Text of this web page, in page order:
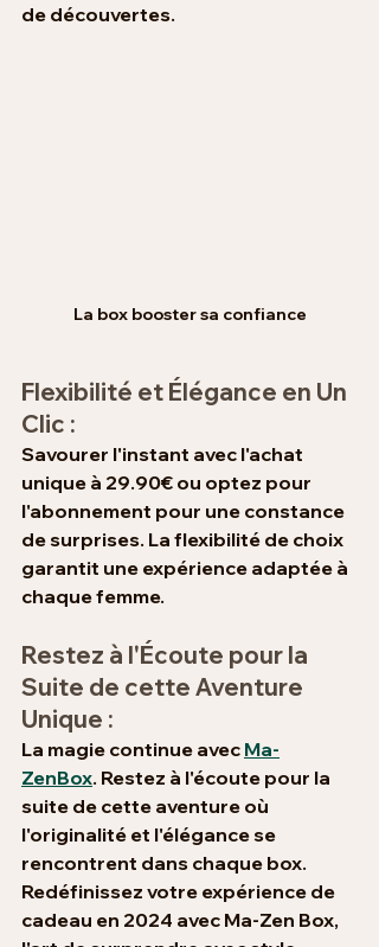
de découvertes.
La box booster sa confiance
Flexibilité et Élégance en Un
Clic :
Savourer l'instant avec l'achat
unique à 29.90€ ou optez pour
l'abonnement pour une constance
de surprises. La flexibilité de choix
garantit une expérience adaptée à
chaque femme.
Restez à l'Écoute pour la
Suite de cette Aventure
Unique :
La magie continue avec Ma-
ZenBox. Restez à l'écoute pour la
suite de cette aventure où
l'originalité et l'élégance se
rencontrent dans chaque box.
Redéfinissez votre expérience de
cadeau en 2024 avec Ma-Zen Box,